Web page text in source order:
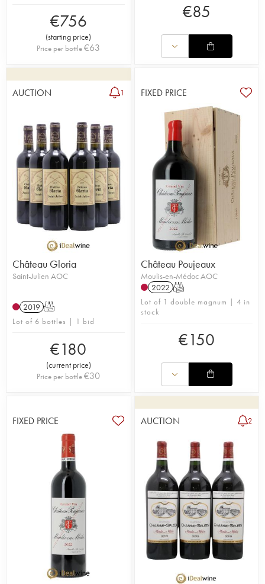
€756
(starting price)
Price per bottle€63
€85
AUCTION 1
Château Gloria
Saint-Julien AOC
2019 T
Lot of 6 bottles | 1 bid
€180
(current price)
Price per bottle€30
FIXED PRICE
Château Poujeaux
Moulis-en-Médoc AOC
2022 T
Lot of 1 double magnum | 4 in
stock
€150
FIXED PRICE AUCTION 2